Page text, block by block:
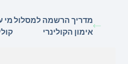
מדריך הרשמה למסלול
אימון הקולינרי
מי